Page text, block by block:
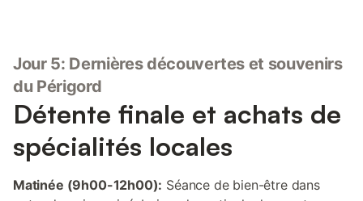
Jour 5: Dernières découvertes et souvenirs
du Périgord
Détente finale et achats de
spécialités locales
Matinée (9h00-12h00): Séance de bien-être dans